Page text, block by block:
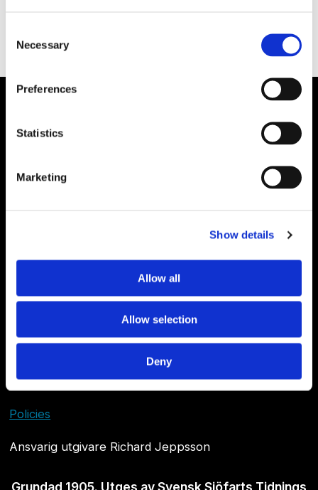
Selection
Necessary
Preferences
Statistics
Marketing
Show details
Allow all
Allow selection
Deny
Om Sjöfartstidningen
Kontakta oss
Policies
Ansvarig utgivare Richard Jeppsson
Grundad 1905. Utges av Svensk Sjöfarts Tidnings